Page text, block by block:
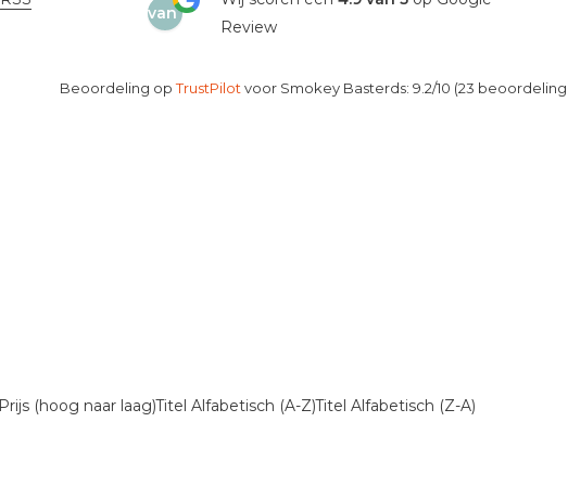
van
Review
Beoordeling opTrustPilot voor Smokey Basterds: 9.2/10 (23
Prijs (hoog naar laag)Titel Alfabetisch (A-Z)Titel Alfabetisch (Z-A)